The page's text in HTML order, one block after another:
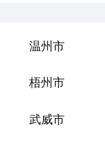
温州市
梧州市
武威市